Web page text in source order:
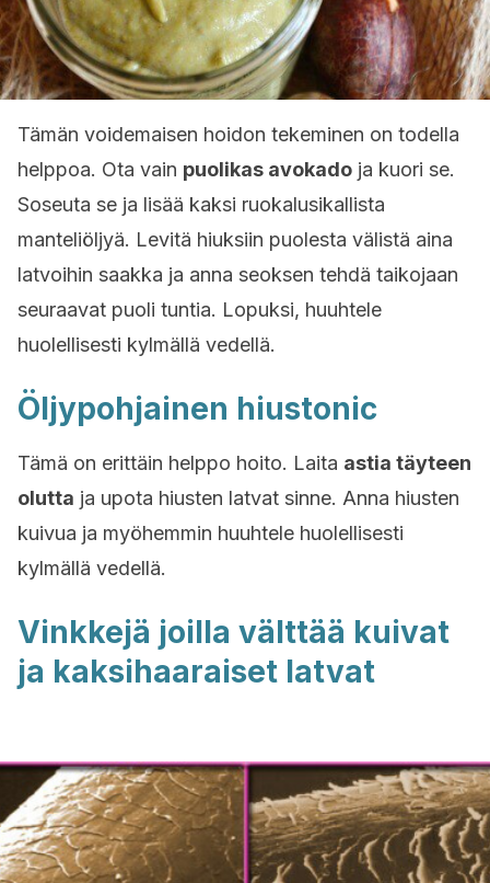
Tämän voidemaisen hoidon tekeminen on todella
helppoa. Ota vain puolikas avokado ja kuori se.
Soseuta se ja lisää kaksi ruokalusikallista
manteliöljyä. Levitä hiuksiin puolesta välistä aina
latvoihin saakka ja anna seoksen tehdä taikojaan
seuraavat puoli tuntia. Lopuksi, huuhtele
huolellisesti kylmällä vedellä.
Öljypohjainen hiustonic
Tämä on erittäin helppo hoito. Laita astia täyteen
olutta ja upota hiusten latvat sinne. Anna hiusten
kuivua ja myöhemmin huuhtele huolellisesti
kylmällä vedellä.
Vinkkejä joilla välttää kuivat
ja kaksihaaraiset latvat